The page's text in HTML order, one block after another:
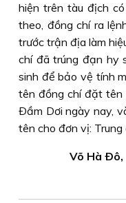
hiện trên tàu địch
theo, đồng chí ra
trước trận địa làm
chí đã trúng đạn hy
sinh để bảo vệ tính
tên đồng chí đặt tên
Ðầm Dơi ngày nay,
tên cho đơn vị: Trung
Võ Hà Ðô,